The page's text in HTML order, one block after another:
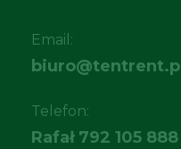
Email:
biuro@tentrent.pl
Telefon:
Rafał 792 105 888